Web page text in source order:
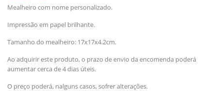
Mealheiro com nome personalizado.
Impressão em papel brilhante.
Tamanho do mealheiro: 17x17x4.2cm.
Ao adquirir este produto, o prazo de envio da encomenda poderá
aumentar cerca de 4 dias úteis.
O preço poderá, nalguns casos, sofrer alterações.